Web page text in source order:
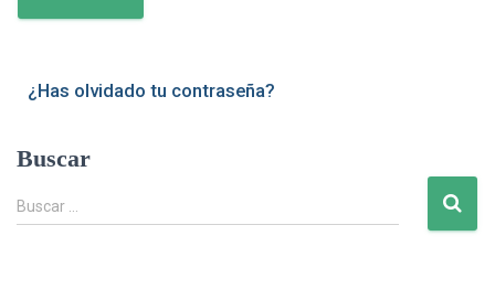
¿Has olvidado tu contraseña?
Buscar
B
u
Buscar …